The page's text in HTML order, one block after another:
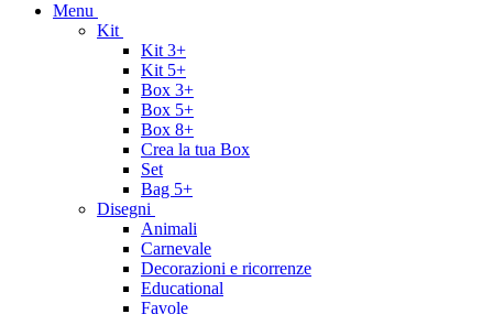
Menu
Kit
Kit 3+
Kit 5+
Box 3+
Box 5+
Box 8+
Crea la tua Box
Set
Bag 5+
Disegni
Animali
Carnevale
Decorazioni e ricorrenze
Educational
Favole